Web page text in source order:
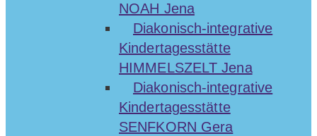
NOAH Jena
Diakonisch-integrative
Kindertagesstätte
HIMMELSZELT Jena
Diakonisch-integrative
Kindertagesstätte
SENFKORN Gera